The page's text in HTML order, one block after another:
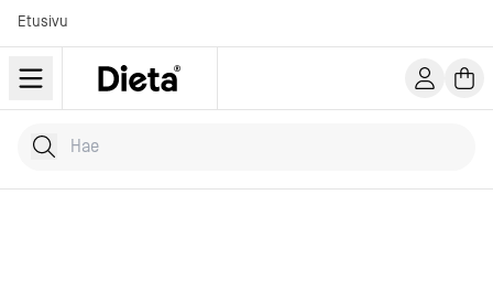
Etusivu
Hae tuotteita
Kirjoita hakusana...